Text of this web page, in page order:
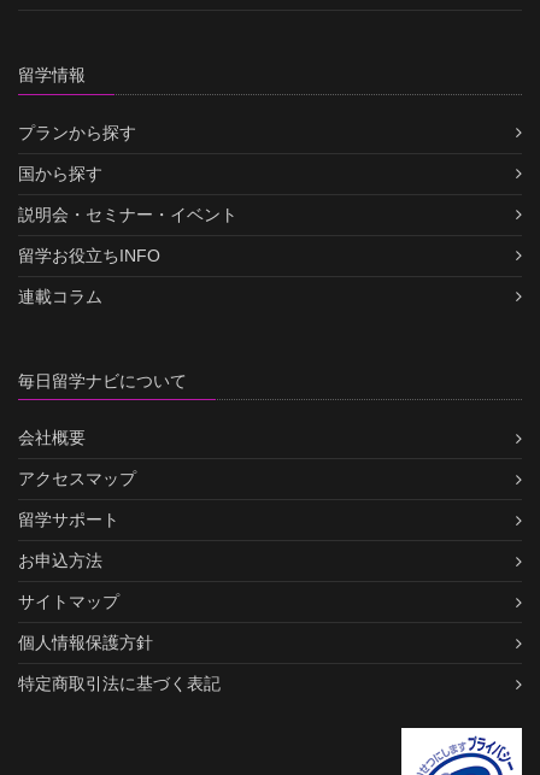
留学情報
プランから探す
国から探す
説明会・セミナー・イベント
留学お役立ちINFO
連載コラム
毎日留学ナビについて
会社概要
アクセスマップ
留学サポート
お申込方法
サイトマップ
個人情報保護方針
特定商取引法に基づく表記